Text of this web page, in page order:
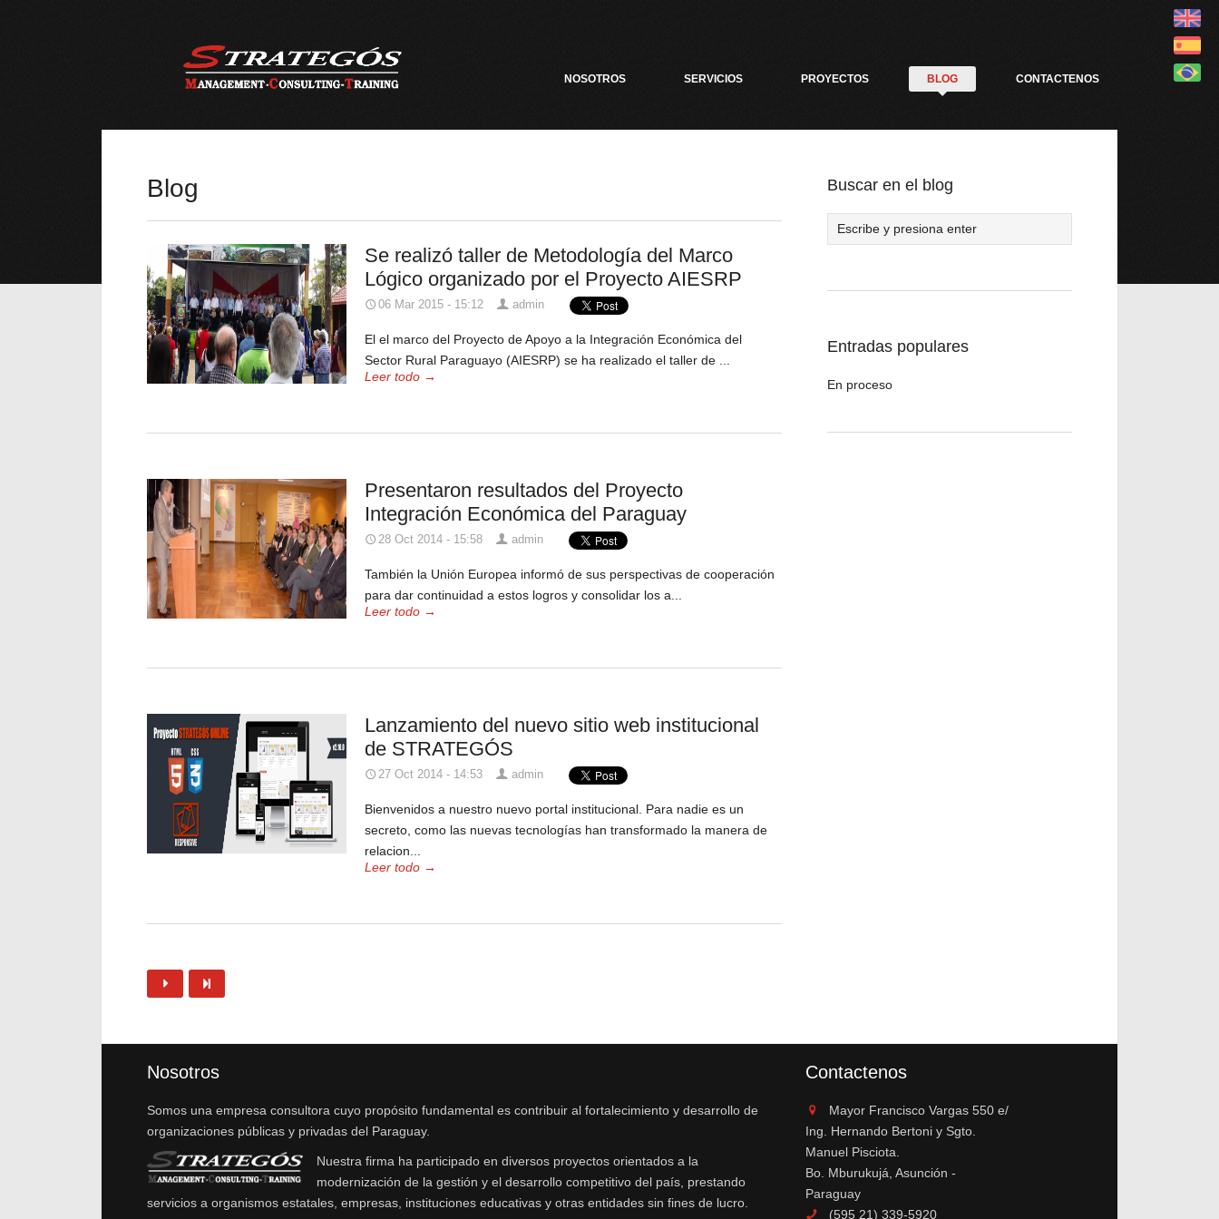
NOSOTROS SERVICIOS PROYECTOS BLOG CONTACTENOS
Blog
Se realizó taller de Metodología del Marco
Lógico organizado por el Proyecto AIESRP
06 Mar 2015 - 15:12 admin
El el marco del Proyecto de Apoyo a la Integración Económica del
Sector Rural Paraguayo (AIESRP) se ha realizado el taller de ...
Leer todo →
Presentaron resultados del Proyecto
Integración Económica del Paraguay
28 Oct 2014 - 15:58 admin
También la Unión Europea informó de sus perspectivas de cooperación
para dar continuidad a estos logros y consolidar los a...
Leer todo →
Lanzamiento del nuevo sitio web institucional
de STRATEGÓS
27 Oct 2014 - 14:53 admin
Bienvenidos a nuestro nuevo portal institucional. Para nadie es un
secreto, como las nuevas tecnologías han transformado la manera de
relacion...
Leer todo →
Buscar en el blog
Entradas populares
En proceso
Nosotros
Somos una empresa consultora cuyo propósito fundamental es contribuir al fortalecimiento y desarrollo de
organizaciones públicas y privadas del Paraguay.
Nuestra firma ha participado en diversos proyectos orientados a la
modernización de la gestión y el desarrollo competitivo del país, prestando
servicios a organismos estatales, empresas, instituciones educativas y otras entidades sin fines de lucro.
Contactenos
Mayor Francisco Vargas 550 e/
Ing. Hernando Bertoni y Sgto.
Manuel Pisciota.
Bo. Mburukujá, Asunción -
Paraguay
(595 21) 339-5920